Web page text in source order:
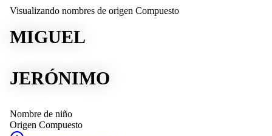
Visualizando nombres de origen Compuesto
MIGUEL
JERÓNIMO
Nombre de niño
Origen Compuesto